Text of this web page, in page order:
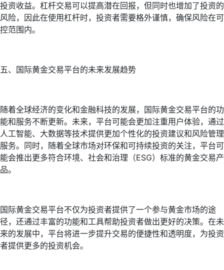
投资收益。杠杆交易可以提高潜在回报，但同时也增加了投资的
风险，因此在使用杠杆时，投资者需要格外谨慎，确保风险在可
控范围内。
五、国际黄金交易平台的未来发展趋势
随着全球经济的变化和金融科技的发展，国际黄金交易平台的功
能和服务不断更新。未来，平台可能会更加注重用户体验，通过
人工智能、大数据等技术提供更加个性化的投资建议和风险管理
服务。同时，随着全球市场对环保和可持续投资的关注，平台可
能会推出更多符合环境、社会和治理（ESG）标准的黄金交易产
品。
国际黄金交易平台不仅为投资者提供了一个参与黄金市场的途
径，还通过丰富的功能和工具帮助投资者做出更好的决策。在未
来的发展中，平台将进一步提升交易的便捷性和透明度，为投资
者提供更多的投资机会。